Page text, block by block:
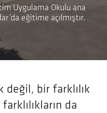
Uygulama Okulu ana
eğitime açılmıştır.
değil, bir farklılık
da